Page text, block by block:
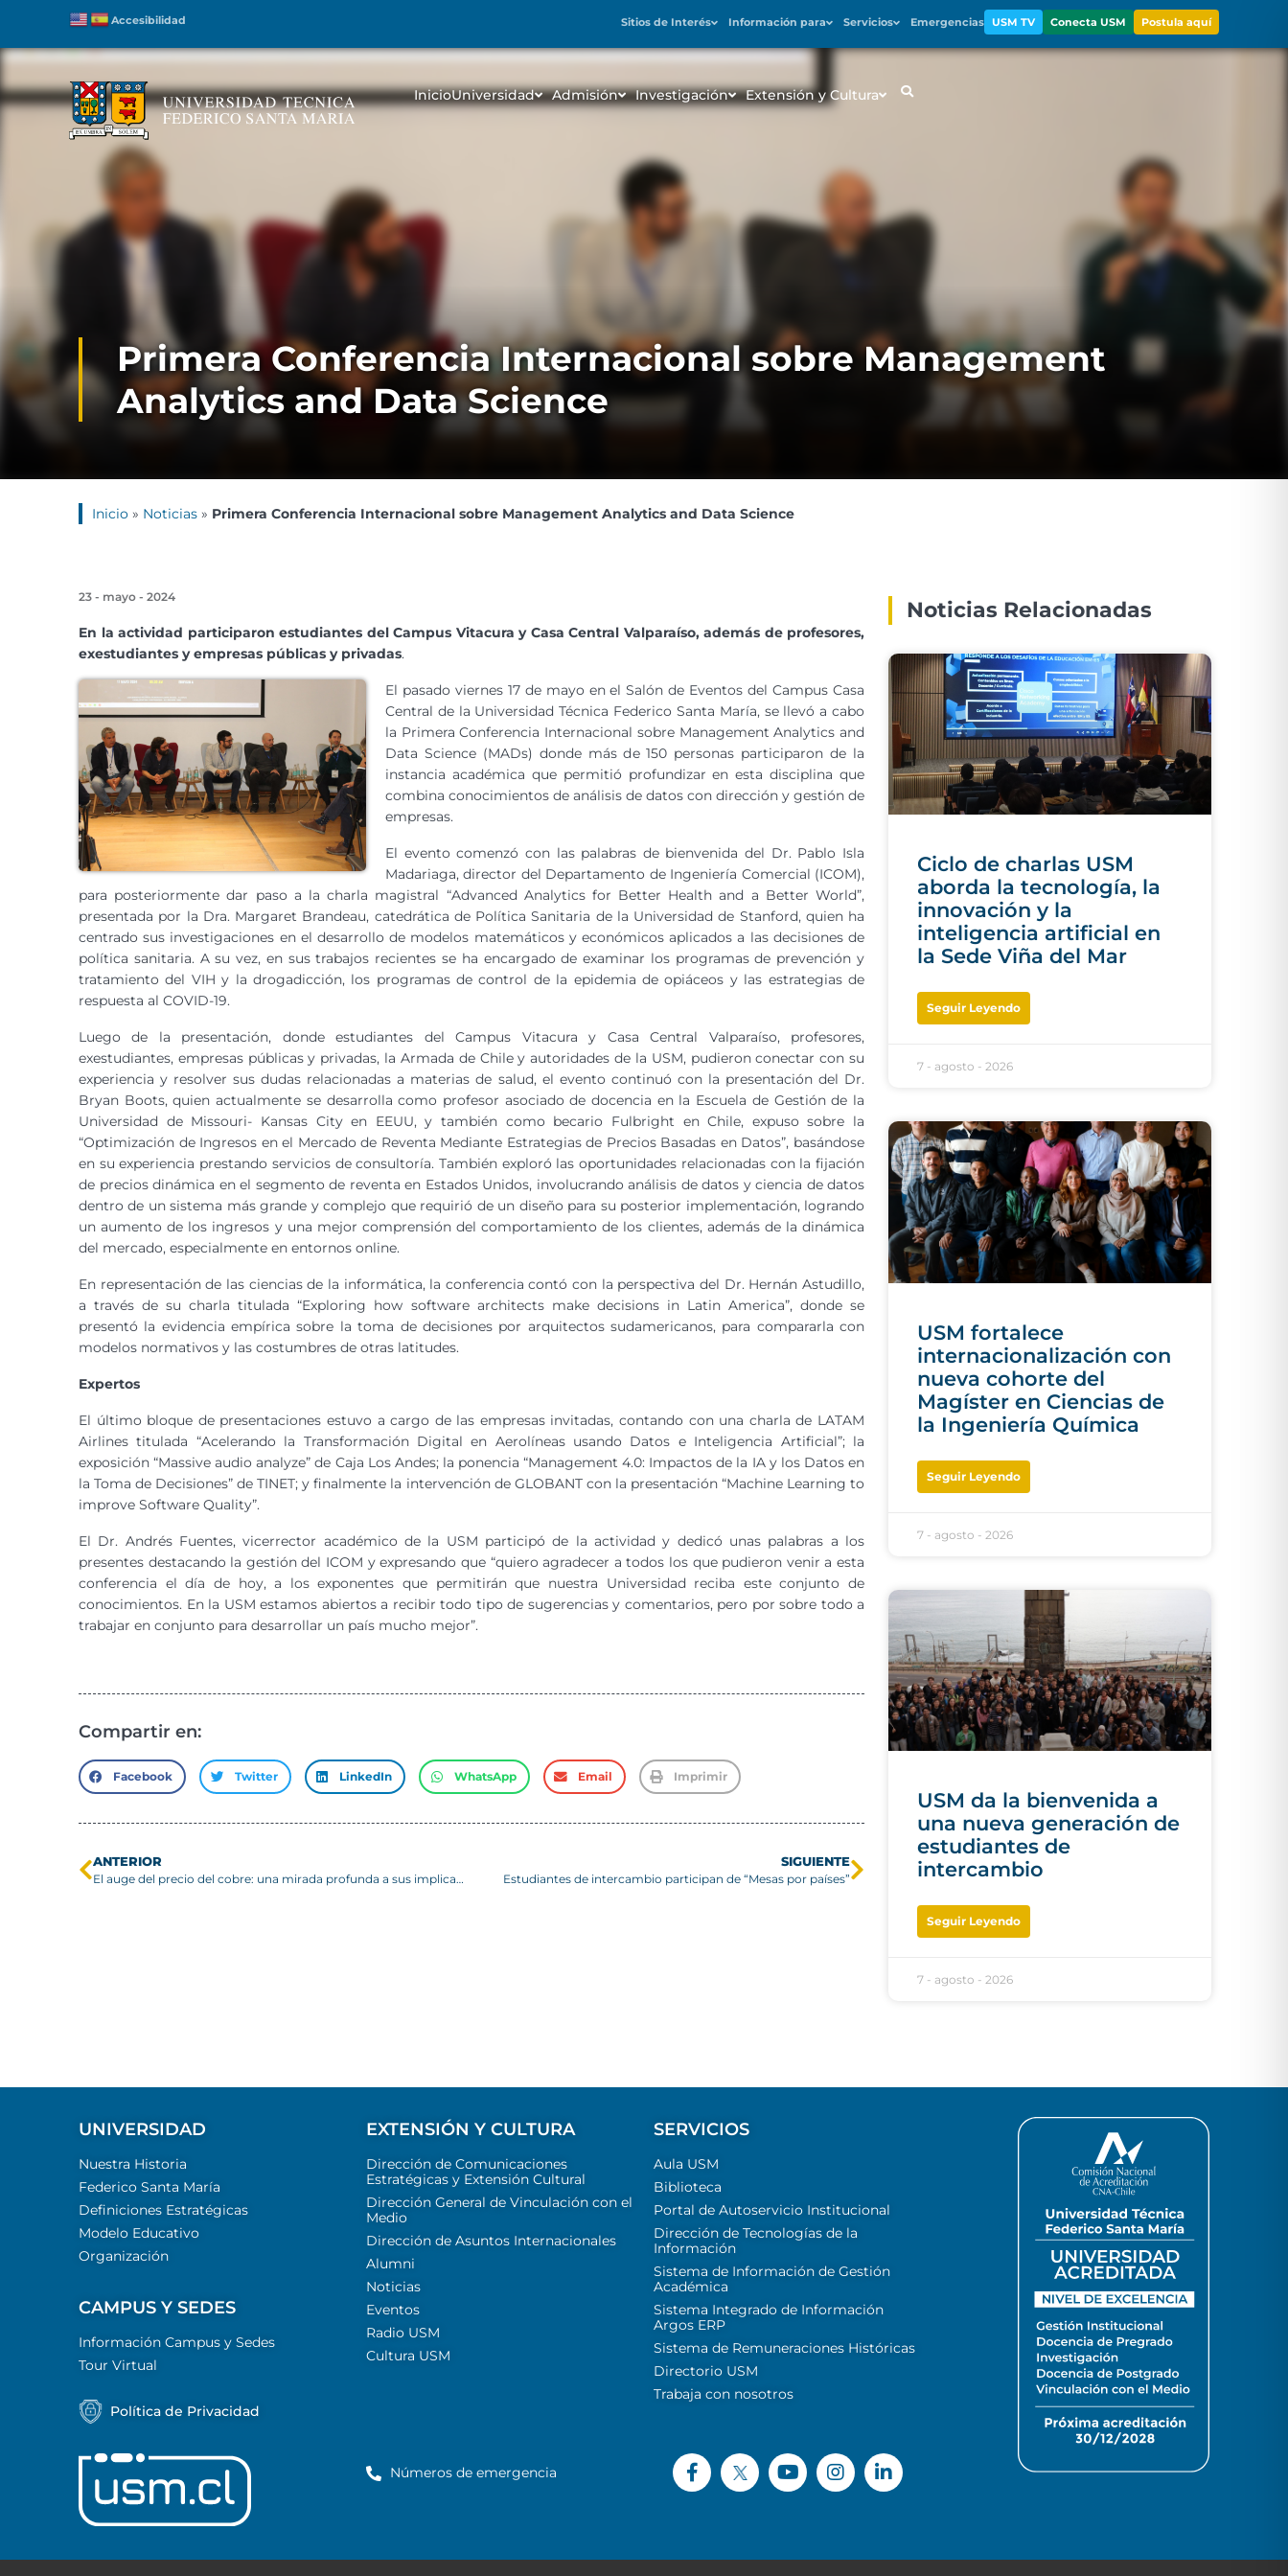
Accesibilidad Sitios de Interés Información para Servicios Emergencias USM TV Conecta USM Postula aquí
InicioUniversidad Admisión Investigación Extensión y Cultura
Primera Conferencia Internacional sobre Management
Analytics and Data Science
Inicio » Noticias » Primera Conferencia Internacional sobre Management Analytics and Data Science
23 - mayo - 2024
En la actividad participaron estudiantes del Campus Vitacura y Casa Central Valparaíso, además de profesores,
exestudiantes y empresas públicas y privadas.
El pasado viernes 17 de mayo en el Salón de Eventos del Campus Casa
Central de la Universidad Técnica Federico Santa María, se llevó a cabo
la Primera Conferencia Internacional sobre Management Analytics and
Data Science (MADs) donde más de 150 personas participaron de la
instancia académica que permitió profundizar en esta disciplina que
combina conocimientos de análisis de datos con dirección y gestión de
empresas.
El evento comenzó con las palabras de bienvenida del Dr. Pablo Isla
Madariaga, director del Departamento de Ingeniería Comercial (ICOM),
para posteriormente dar paso a la charla magistral “Advanced Analytics for Better Health and a Better World”,
presentada por la Dra. Margaret Brandeau, catedrática de Política Sanitaria de la Universidad de Stanford, quien ha
centrado sus investigaciones en el desarrollo de modelos matemáticos y económicos aplicados a las decisiones de
política sanitaria. A su vez, en sus trabajos recientes se ha encargado de examinar los programas de prevención y
tratamiento del VIH y la drogadicción, los programas de control de la epidemia de opiáceos y las estrategias de
respuesta al COVID-19.
Luego de la presentación, donde estudiantes del Campus Vitacura y Casa Central Valparaíso, profesores,
exestudiantes, empresas públicas y privadas, la Armada de Chile y autoridades de la USM, pudieron conectar con su
experiencia y resolver sus dudas relacionadas a materias de salud, el evento continuó con la presentación del Dr.
Bryan Boots, quien actualmente se desarrolla como profesor asociado de docencia en la Escuela de Gestión de la
Universidad de Missouri- Kansas City en EEUU, y también como becario Fulbright en Chile, expuso sobre la
“Optimización de Ingresos en el Mercado de Reventa Mediante Estrategias de Precios Basadas en Datos”, basándose
en su experiencia prestando servicios de consultoría. También exploró las oportunidades relacionadas con la fijación
de precios dinámica en el segmento de reventa en Estados Unidos, involucrando análisis de datos y ciencia de datos
dentro de un sistema más grande y complejo que requirió de un diseño para su posterior implementación, logrando
un aumento de los ingresos y una mejor comprensión del comportamiento de los clientes, además de la dinámica
del mercado, especialmente en entornos online.
En representación de las ciencias de la informática, la conferencia contó con la perspectiva del Dr. Hernán Astudillo,
a través de su charla titulada “Exploring how software architects make decisions in Latin America”, donde se
presentó la evidencia empírica sobre la toma de decisiones por arquitectos sudamericanos, para compararla con
modelos normativos y las costumbres de otras latitudes.
Expertos
El último bloque de presentaciones estuvo a cargo de las empresas invitadas, contando con una charla de LATAM
Airlines titulada “Acelerando la Transformación Digital en Aerolíneas usando Datos e Inteligencia Artificial”; la
exposición “Massive audio analyze” de Caja Los Andes; la ponencia “Management 4.0: Impactos de la IA y los Datos en
la Toma de Decisiones” de TINET; y finalmente la intervención de GLOBANT con la presentación “Machine Learning to
improve Software Quality”.
El Dr. Andrés Fuentes, vicerrector académico de la USM participó de la actividad y dedicó unas palabras a los
presentes destacando la gestión del ICOM y expresando que “quiero agradecer a todos los que pudieron venir a esta
conferencia el día de hoy, a los exponentes que permitirán que nuestra Universidad reciba este conjunto de
conocimientos. En la USM estamos abiertos a recibir todo tipo de sugerencias y comentarios, pero por sobre todo a
trabajar en conjunto para desarrollar un país mucho mejor”.
Compartir en:
Facebook Twitter LinkedIn WhatsApp Email Imprimir
ANTERIOR
El auge del precio del cobre: una mirada profunda a sus implicancias económicas en Chile
SIGUIENTE
Estudiantes de intercambio participan de “Mesas por países”
Noticias Relacionadas
Ciclo de charlas USM
aborda la tecnología, la
innovación y la
inteligencia artificial en
la Sede Viña del Mar
Seguir Leyendo
7 - agosto - 2026
USM fortalece
internacionalización con
nueva cohorte del
Magíster en Ciencias de
la Ingeniería Química
Seguir Leyendo
7 - agosto - 2026
USM da la bienvenida a
una nueva generación de
estudiantes de
intercambio
Seguir Leyendo
7 - agosto - 2026
UNIVERSIDAD
Nuestra Historia
Federico Santa María
Definiciones Estratégicas
Modelo Educativo
Organización
CAMPUS Y SEDES
Información Campus y Sedes
Tour Virtual
Política de Privacidad
EXTENSIÓN Y CULTURA
Dirección de Comunicaciones
Estratégicas y Extensión Cultural
Dirección General de Vinculación con el
Medio
Dirección de Asuntos Internacionales
Alumni
Noticias
Eventos
Radio USM
Cultura USM
SERVICIOS
Aula USM
Biblioteca
Portal de Autoservicio Institucional
Dirección de Tecnologías de la
Información
Sistema de Información de Gestión
Académica
Sistema Integrado de Información
Argos ERP
Sistema de Remuneraciones Históricas
Directorio USM
Trabaja con nosotros
Números de emergencia